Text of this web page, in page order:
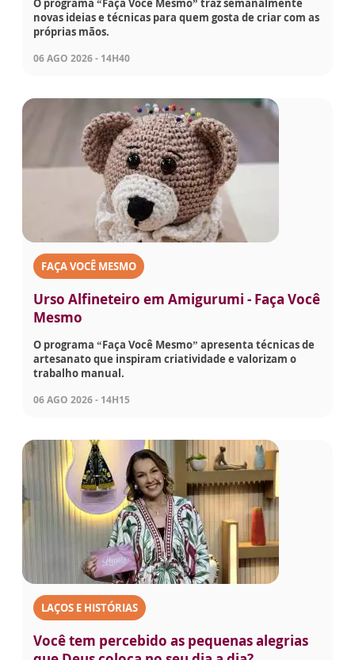
O programa “Faça Você Mesmo” traz semanalmente
novas ideias e técnicas para quem gosta de criar com as
próprias mãos.
06 AGO 2026 - 14H40
FAÇA VOCÊ MESMO
Urso Alfineteiro em Amigurumi - Faça Você
Mesmo
O programa “Faça Você Mesmo” apresenta técnicas de
artesanato que inspiram criatividade e valorizam o
trabalho manual.
06 AGO 2026 - 14H15
LAÇOS E HISTÓRIAS
Você tem percebido as pequenas alegrias